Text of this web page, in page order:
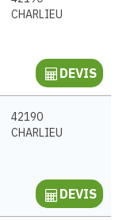
CHARLIEU
DEVIS
42190
CHARLIEU
DEVIS